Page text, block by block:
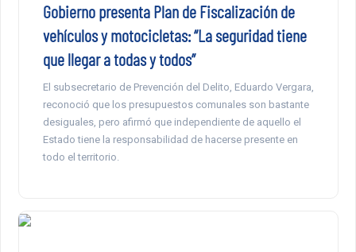
Gobierno presenta Plan de Fiscalización de
vehículos y motocicletas: “La seguridad tiene
que llegar a todas y todos”
El subsecretario de Prevención del Delito, Eduardo Vergara,
reconoció que los presupuestos comunales son bastante
desiguales, pero afirmó que independiente de aquello el
Estado tiene la responsabilidad de hacerse presente en
todo el territorio.